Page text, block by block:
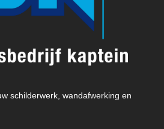
schilderwerk, wandafwerking en